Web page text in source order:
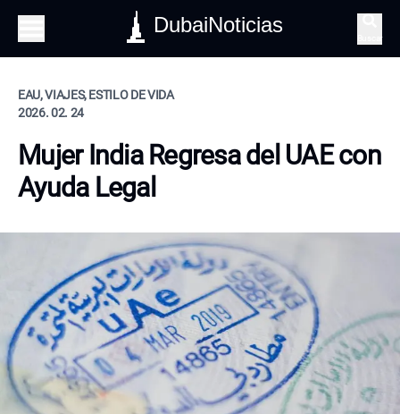
DubaiNoticias
EAU, VIAJES, ESTILO DE VIDA
2026. 02. 24
Mujer India Regresa del UAE con
Ayuda Legal